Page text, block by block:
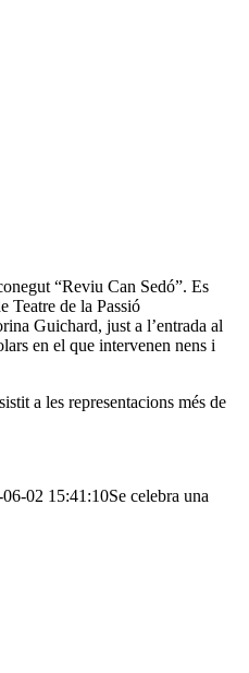
“Reviu Can Sedó”. Es
Teatre de la Passió
Guichard, just a l’entrada al
en el que intervenen nens i
a les representacions més de
06-02 15:41:10Se celebra una